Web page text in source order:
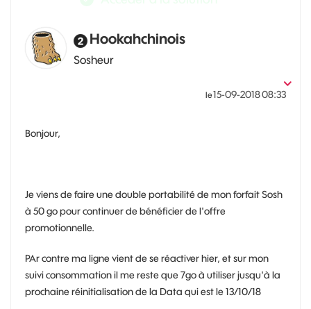
Hookahchinois
Sosheur
le‎15-09-201808:33
Bonjour,
Je viens de faire une double portabilité de mon forfait Sosh
à 50 go pour continuer de bénéficier de l'offre
promotionnelle.
PAr contre ma ligne vient de se réactiver hier, et sur mon
suivi consommation il me reste que 7go à utiliser jusqu'à la
prochaine réinitialisation de la Data qui est le 13/10/18